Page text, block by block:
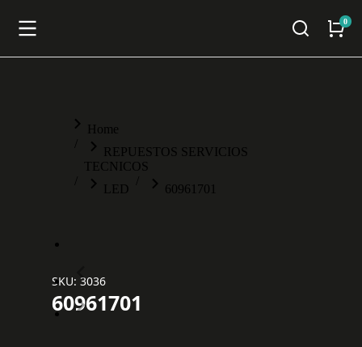
You are here:
Home
REPUESTOS SERVICIOS
TECNICOS
LED
60961701
SKU: 3036
60961701